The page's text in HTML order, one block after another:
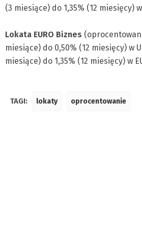
(3 miesiące) do 1,35% (12 miesięcy) w
Lokata EURO Biznes
miesiące) do 0,50% (12 miesięcy) w
miesiące) do 1,35% (12 miesięcy) w
TAGI: lokaty oprocentowanie